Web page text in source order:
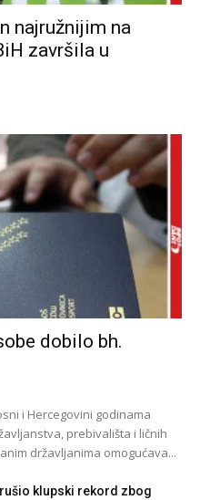
najružnijim na
završila u
dobilo bh.
i Hercegovini godinama
prebivališta i ličnih
državljanima omogućava...
klupski rekord zbog